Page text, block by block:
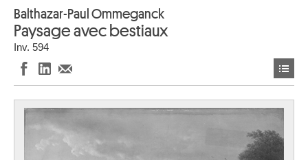
Balthazar-Paul Ommeganck
Paysage avec bestiaux
Inv. 594